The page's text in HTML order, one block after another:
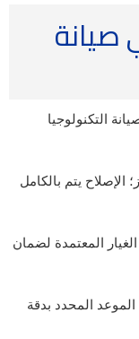
صيانة
التكنولوجيا
الإصلاح يتم بالكامل
المعتمدة لضمان
المحدد بدقة